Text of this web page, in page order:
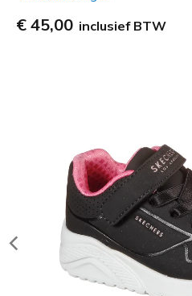
€ 45,00 inclusief BTW